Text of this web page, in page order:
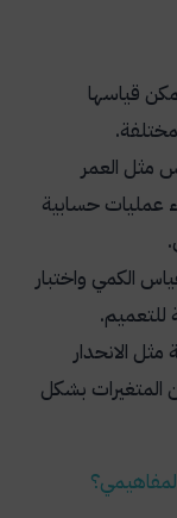
قياسها
مثل العمر
عمليات حسابية
الكمي واختبار
للتعميم.
الانحدار
المتغيرات بشكل
؟